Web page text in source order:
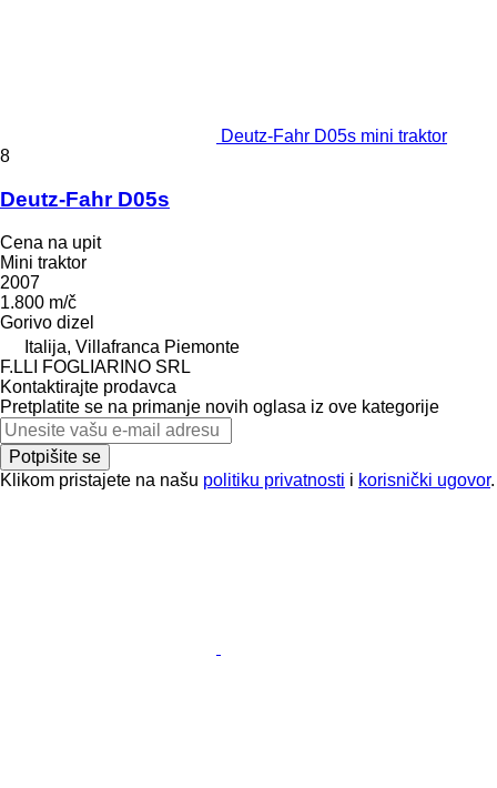
Deutz-Fahr D05s mini traktor
8
Deutz-Fahr D05s
Cena na upit
Mini traktor
2007
1.800 m/č
Gorivo dizel
Italija, Villafranca Piemonte
F.LLI FOGLIARINO SRL
Kontaktirajte prodavca
Pretplatite se na primanje novih oglasa iz ove kategorije
Potpišite se
Klikom pristajete na našu politiku privatnosti i korisnički ugovor.